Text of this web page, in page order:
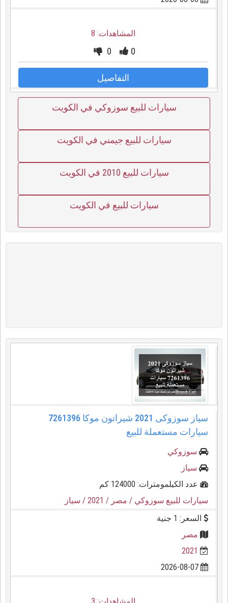
المشاهدات: 8
0
0
التفاصيل
سيارات للبيع سوزوكي في الكويت
سيارات للبيع جيمني في الكويت
سيارات للبيع 2010 في الكويت
سيارات للبيع في الكويت
سياز سوزوكى 2021 شيراتون موكا 7261396
سيارات مستعملة للبيع
سوزوكي
سياز
عدد الكيلمومترات: 124000 كم
سيارات للبيع سوزوكي / مصر / 2021
/ سياز
السعر: 1 جنية
مصر
2021